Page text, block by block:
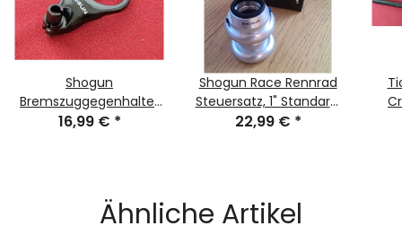
Shogun
Bremszuggegenhalter
für geschraubte 1"
16,99 € *
Shogun Race Rennrad
Steuersatz, 1" Standard,
Kugellager, Headlock,
22,99 € *
Ähnliche Artikel